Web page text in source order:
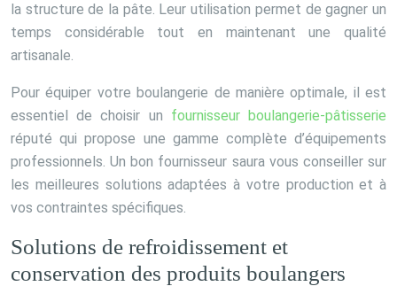
la structure de la pâte. Leur utilisation permet de gagner un
temps considérable tout en maintenant une qualité
artisanale.
Pour équiper votre boulangerie de manière optimale, il est
essentiel de choisir un fournisseur boulangerie-pâtisserie
réputé qui propose une gamme complète d’équipements
professionnels. Un bon fournisseur saura vous conseiller sur
les meilleures solutions adaptées à votre production et à
vos contraintes spécifiques.
Solutions de refroidissement et
conservation des produits boulangers